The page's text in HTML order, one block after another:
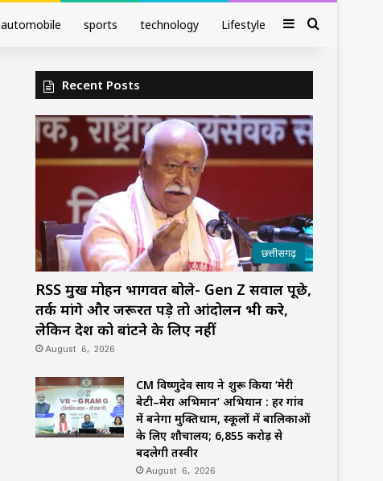
automobile sports technology Lifestyle SidebarSearch
Recent Posts
छत्तीसगढ़
RSS प्रमुख मोहन भागवत बोले- Gen Z सवाल पूछे,
तर्क मांगे और जरूरत पड़े तो आंदोलन भी करे,
लेकिन देश को बांटने के लिए नहीं
August 6, 2026
CM विष्णुदेव साय ने शुरू किया ‘मेरी
बेटी–मेरा अभिमान’ अभियान : हर गांव
में बनेगा मुक्तिधाम, स्कूलों में बालिकाओं
के लिए शौचालय; 6,855 करोड़ से
बदलेगी तस्वीर
August 6, 2026